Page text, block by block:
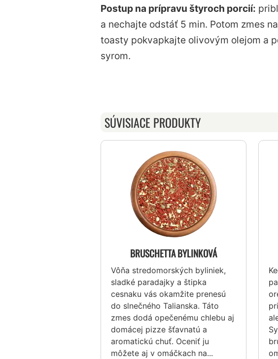
Postup na prípravu štyroch porcií:
a nechajte odstáť 5 min. Potom zmes
toasty pokvapkajte olivovým olejom a
syrom.
SÚVISIACE PRODUKTY
BRUSCHETTA BYLINKOVÁ
Vôňa stredomorských byliniek,
sladké paradajky a štipka
cesnaku vás okamžite prenesú
do slnečného Talianska. Táto
zmes dodá opečenému chlebu aj
domácej pizze šťavnatú a
aromatickú chuť. Oceniť ju
môžete aj v omáčkach na...